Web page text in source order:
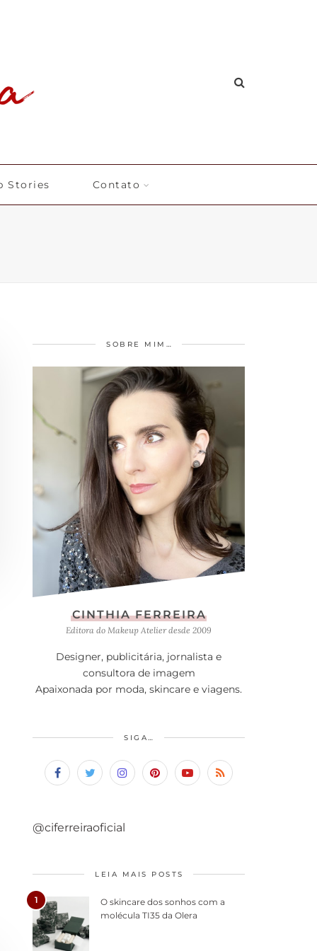
Stories Contato
SOBRE MIM…
CINTHIA FERREIRA
Editora do Makeup Atelier desde 2009
Designer, publicitária, jornalista e
consultora de imagem
Apaixonada por moda, skincare e viagens.
SIGA…
@ciferreiraoficial
LEIA MAIS POSTS
1
O skincare dos sonhos com a
molécula TI35 da Olera